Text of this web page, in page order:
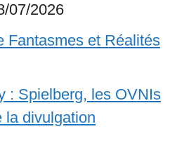
07/2026
Fantasmes et Réalités
: Spielberg, les OVNIs
la divulgation